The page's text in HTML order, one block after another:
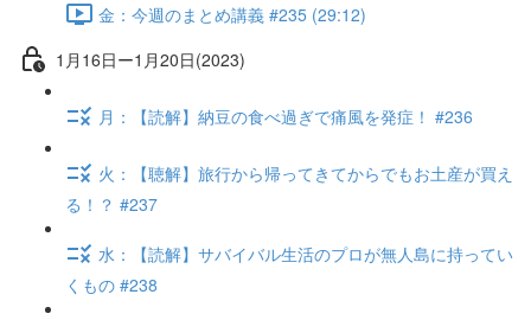
金：今週のまとめ講義 #235 (29:12)
1月16日ー1月20日(2023)
月：【読解】納豆の食べ過ぎで痛風を発症！ #236
火：【聴解】旅行から帰ってきてからでもお土産が買え
る！？ #237
水：【読解】サバイバル生活のプロが無人島に持ってい
くもの #238